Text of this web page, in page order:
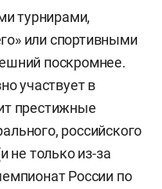
турнирами,
или спортивными
поскромнее.
участвует в
престижные
российского
не только из-за
России по